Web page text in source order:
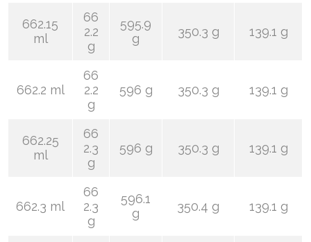
662.15
ml
66
2.2
g
595.9
g
350.3 g 139.1 g
662.2 ml
66
2.2
g
596 g 350.3 g 139.1 g
662.25
ml
66
2.3
g
596 g 350.3 g 139.1 g
662.3 ml
66
2.3
g
596.1
g
350.4 g 139.1 g